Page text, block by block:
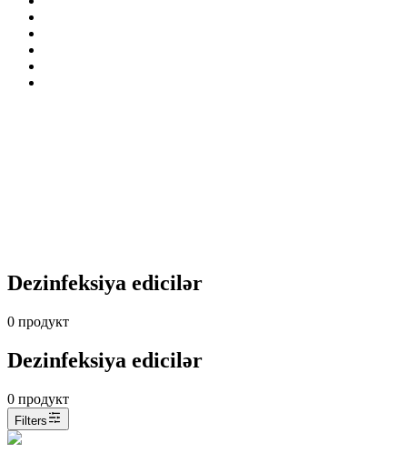
Dezinfeksiya edicilər
0 продукт
Dezinfeksiya edicilər
0 продукт
Filters